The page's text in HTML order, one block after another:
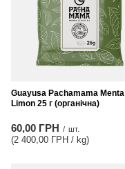
Guayusa Pachamama Menta
Limon 25 г (органічна)
60,00 ГРН / шт.
(2 400,00 ГРН / kg)